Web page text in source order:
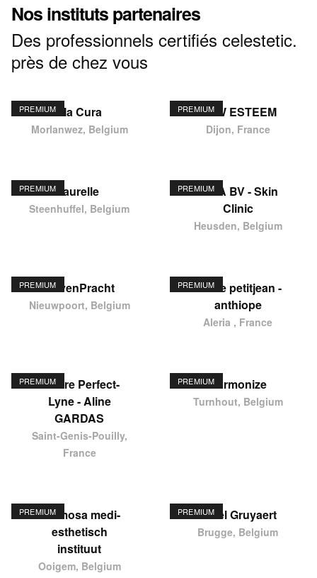
Nos instituts partenaires
Des professionnels certifiés celestetic.
près de chez vous
PREMIUM Ma Cura
Morlanwez, Belgium
PREMIUMNEW ESTEEM
Dijon, France
PREMIUM laurelle
Steenhuffel, Belgium
PREMIUMKIMA BV - Skin
Clinic
Heusden, Belgium
PREMIUMHavenPracht
Nieuwpoort, Belgium
PREMIUM
elodie petitjean -
anthiope
Aleria , France
PREMIUMCentre Perfect-
Lyne - Aline
GARDAS
Saint-Genis-Pouilly,
France
PREMIUMHarmonize
Turnhout, Belgium
PREMIUMHermosa medi-
esthetisch
instituut
Ooigem, Belgium
PREMIUMKarel Gruyaert
Brugge, Belgium